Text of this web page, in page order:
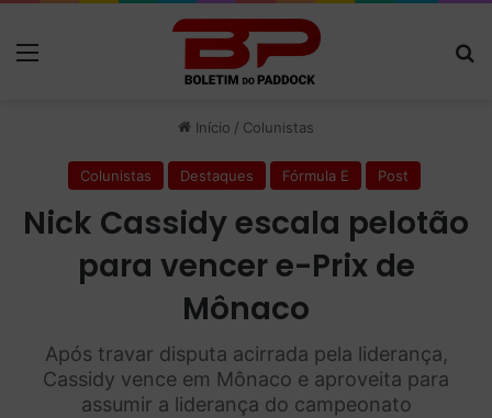
Início / Colunistas
Colunistas Destaques Fórmula E Post
Nick Cassidy escala pelotão
para vencer e-Prix de
Mônaco
Após travar disputa acirrada pela liderança,
Cassidy vence em Mônaco e aproveita para
assumir a liderança do campeonato